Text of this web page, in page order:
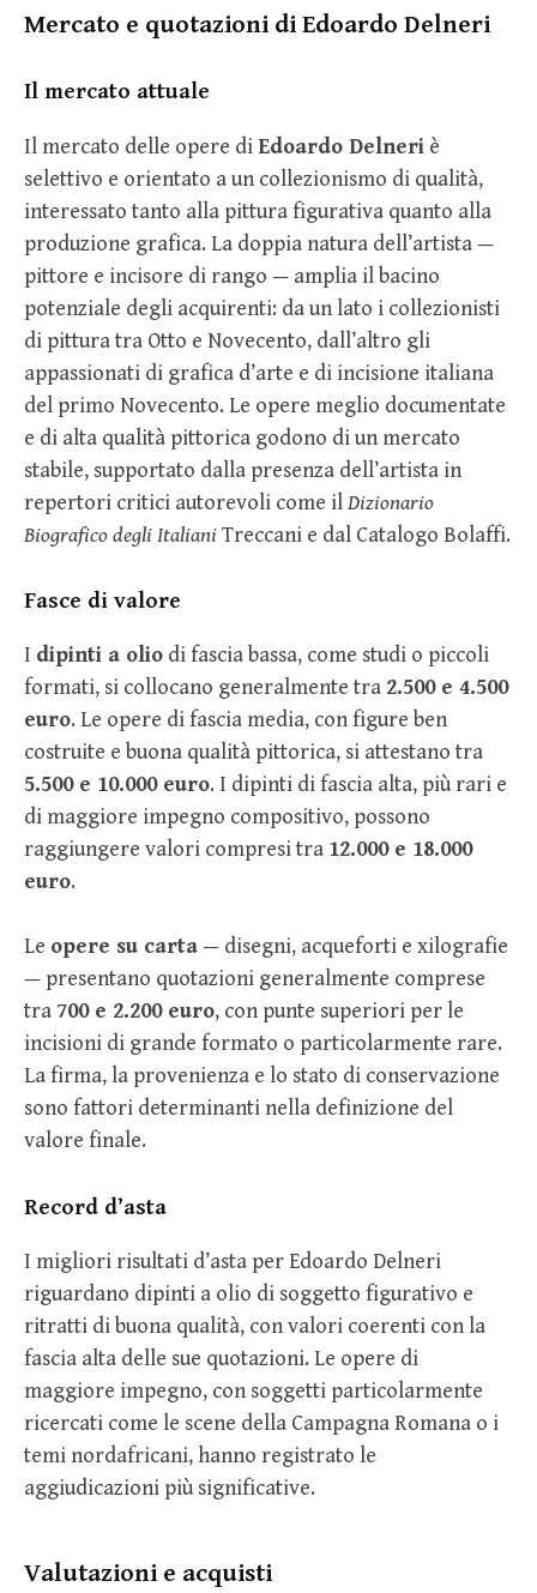
Mercato e quotazioni di Edoardo Delneri
Il mercato attuale
Il mercato delle opere diEdoardo Delneri è
selettivo e orientato a un collezionismo di qualità,
interessato tanto alla pittura figurativa quanto alla
produzione grafica. La doppia natura dell’artista —
pittore e incisore di rango — amplia il bacino
potenziale degli acquirenti: da un lato i collezionisti
di pittura tra Otto e Novecento, dall’altro gli
appassionati di grafica d’arte e di incisione italiana
del primo Novecento. Le opere meglio documentate
e di alta qualità pittorica godono di un mercato
stabile, supportato dalla presenza dell’artista in
repertori critici autorevoli come ilDizionario
Biografico degli ItalianiTreccani e dal Catalogo Bolaffi.
Fasce di valore
I dipinti a olio di fascia bassa, come studi o piccoli
formati, si collocano generalmente tra 2.500 e 4.500
euro. Le opere di fascia media, con figure ben
costruite e buona qualità pittorica, si attestano tra
5.500 e 10.000 euro. I dipinti di fascia alta, più rari e
di maggiore impegno compositivo, possono
raggiungere valori compresi tra 12.000 e 18.000
euro.
Le opere su carta— disegni, acqueforti e xilografie
— presentano quotazioni generalmente comprese
tra 700 e 2.200 euro, con punte superiori per le
incisioni di grande formato o particolarmente rare.
La firma, la provenienza e lo stato di conservazione
sono fattori determinanti nella definizione del
valore finale.
Record d’asta
I migliori risultati d’asta per Edoardo Delneri
riguardano dipinti a olio di soggetto figurativo e
ritratti di buona qualità, con valori coerenti con la
fascia alta delle sue quotazioni. Le opere di
maggiore impegno, con soggetti particolarmente
ricercati come le scene della Campagna Romana o i
temi nordafricani, hanno registrato le
aggiudicazioni più significative.
Valutazioni e acquisti